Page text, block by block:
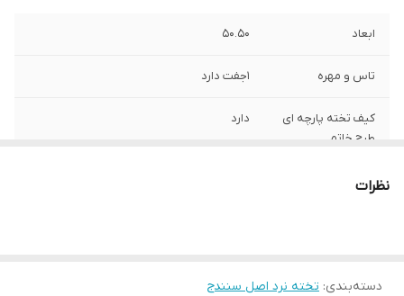
ابعاد 50.50
تاس و مهره 1جفت دارد
کیف تخته پارچه ای
طرح خاتم
دارد
کیف مهره پارچه اینظرات
دسته‌بندی: تخته نرد اصل سنندج